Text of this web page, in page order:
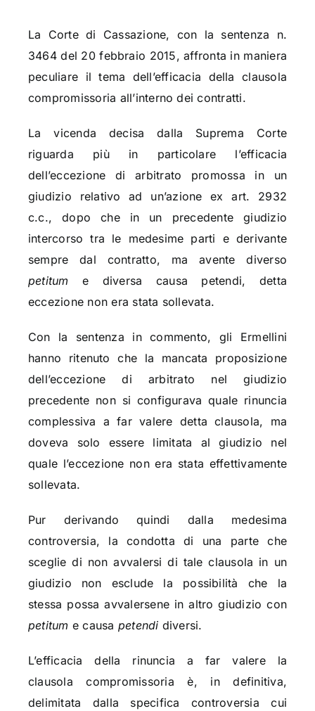
La Corte di Cassazione, con la sentenza n.
3464 del 20 febbraio 2015, affronta in maniera
peculiare il tema dell’efficacia della clausola
compromissoria all’interno dei contratti.
La vicenda decisa dalla Suprema Corte
riguarda più in particolare l’efficacia
dell’eccezione di arbitrato promossa in un
giudizio relativo ad un’azione ex art. 2932
c.c., dopo che in un precedente giudizio
intercorso tra le medesime parti e derivante
sempre dal contratto, ma avente diverso
petitum e diversa causa petendi, detta
eccezione non era stata sollevata.
Con la sentenza in commento, gli Ermellini
hanno ritenuto che la mancata proposizione
dell’eccezione di arbitrato nel giudizio
precedente non si configurava quale rinuncia
complessiva a far valere detta clausola, ma
doveva solo essere limitata al giudizio nel
quale l’eccezione non era stata effettivamente
sollevata.
Pur derivando quindi dalla medesima
controversia, la condotta di una parte che
sceglie di non avvalersi di tale clausola in un
giudizio non esclude la possibilità che la
stessa possa avvalersene in altro giudizio con
petitum e causa petendi diversi.
L’efficacia della rinuncia a far valere la
clausola compromissoria è, in definitiva,
delimitata dalla specifica controversia cui